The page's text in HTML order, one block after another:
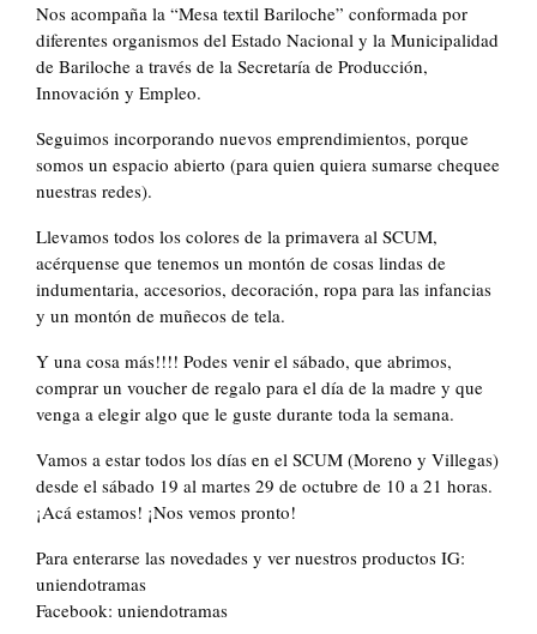
Nos acompaña la “Mesa textil Bariloche” conformada por
diferentes organismos del Estado Nacional y la Municipalidad
de Bariloche a través de la Secretaría de Producción,
Innovación y Empleo.
Seguimos incorporando nuevos emprendimientos, porque
somos un espacio abierto (para quien quiera sumarse chequee
nuestras redes).
Llevamos todos los colores de la primavera al SCUM,
acérquense que tenemos un montón de cosas lindas de
indumentaria, accesorios, decoración, ropa para las infancias
y un montón de muñecos de tela.
Y una cosa más!!!! Podes venir el sábado, que abrimos,
comprar un voucher de regalo para el día de la madre y que
venga a elegir algo que le guste durante toda la semana.
Vamos a estar todos los días en el SCUM (Moreno y Villegas)
desde el sábado 19 al martes 29 de octubre de 10 a 21 horas.
¡Acá estamos! ¡Nos vemos pronto!
Para enterarse las novedades y ver nuestros productos IG:
uniendotramas
Facebook: uniendotramas